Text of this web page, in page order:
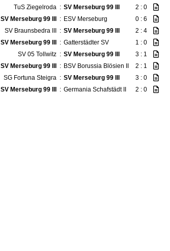
TuS Ziegelroda : SV Merseburg 99 III
2 : 0
SV Merseburg 99 III : ESV Merseburg
0 : 6
SV Braunsbedra III : SV Merseburg 99 III
2 : 4
SV Merseburg 99 III : Gatterstädter SV
1 : 0
SV 05 Tollwitz : SV Merseburg 99 III
3 : 1
SV Merseburg 99 III : BSV Borussia Blösien II
2 : 1
SG Fortuna Steigra : SV Merseburg 99 III
3 : 0
SV Merseburg 99 III : Germania Schafstädt II 2 : 0